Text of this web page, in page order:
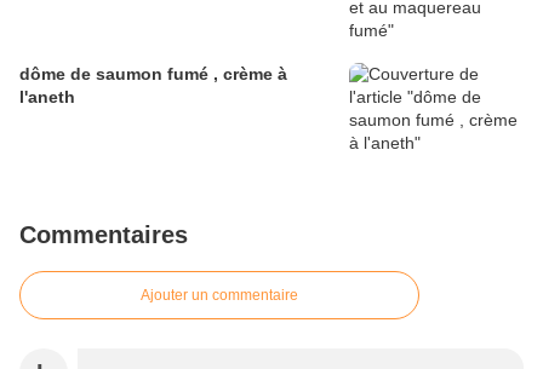
dôme de saumon fumé , crème à
l'aneth
Commentaires
Ajouter un commentaire